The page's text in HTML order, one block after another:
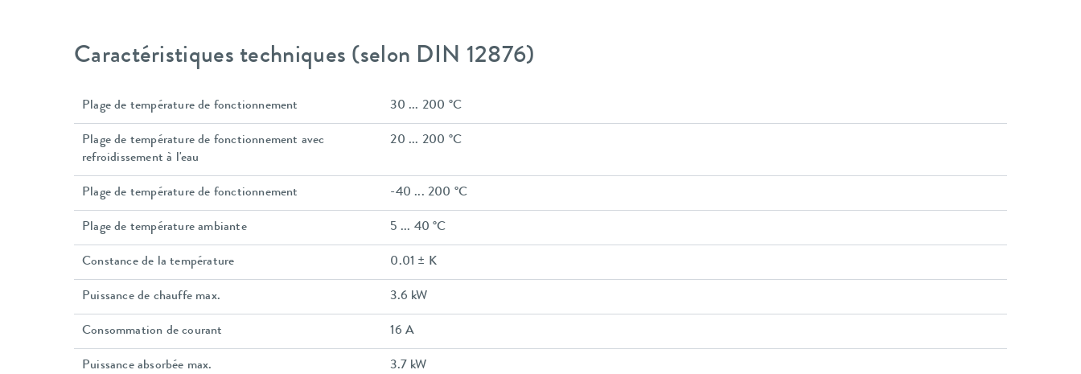
Caractéristiques techniques (selon DIN 12876)
Plage de température de fonctionnement 30 ... 200 °C
Plage de température de fonctionnement avec
refroidissement à l'eau
20 ... 200 °C
Plage de température de fonctionnement -40 ... 200 °C
Plage de température ambiante 5 ... 40 °C
Constance de la température 0.01 ± K
Puissance de chauffe max. 3.6 kW
Consommation de courant 16 A
Puissance absorbée max. 3.7 kW